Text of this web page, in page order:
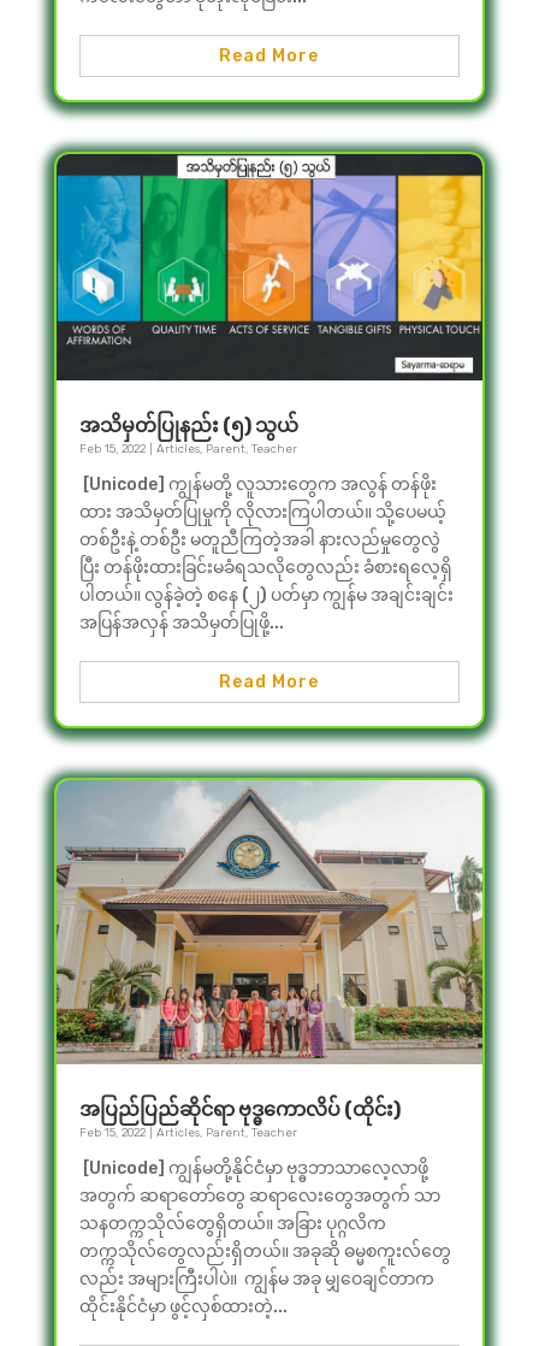
Read More
အသိမှတ်ပြုနည်း (၅) သွယ်
Feb 15, 2022| Articles, Parent, Teacher
[Unicode] ကျွန်မတို့ လူသားတွေက အလွန် တန်ဖိုး
ထား အသိမှတ်ပြုမှုကို လိုလားကြပါတယ်။ သို့ပေမယ့်
တစ်ဦးနဲ့ တစ်ဦး မတူညီကြတဲ့အခါ နားလည်မှုတွေလွဲ
ပြီး တန်ဖိုးထားခြင်းမခံရသလိုတွေလည်း ခံစားရလေ့ရှိ
ပါတယ်။ လွန်ခဲ့တဲ့ စနေ (၂) ပတ်မှာ ကျွန်မ အချင်းချင်း
အပြန်အလှန် အသိမှတ်ပြုဖို့...
Read More
အပြည်ပြည်ဆိုင်ရာ ဗုဒ္ဓကောလိပ် (ထိုင်း)
Feb 15, 2022| Articles, Parent, Teacher
[Unicode] ကျွန်မတို့နိုင်ငံမှာ ဗုဒ္ဓဘာသာလေ့လာဖို့
အတွက် ဆရာတော်တွေ ဆရာလေးတွေအတွက် သာ
သနတက္ကသိုလ်တွေရှိတယ်။ အခြား ပုဂ္ဂလိက
တက္ကသိုလ်တွေလည်းရှိတယ်။ အခုဆို ဓမ္မစကူးလ်တွေ
လည်း အများကြီးပါပဲ။ ကျွန်မ အခု မျှဝေချင်တာက
ထိုင်းနိုင်ငံမှာ ဖွင့်လှစ်ထားတဲ့...